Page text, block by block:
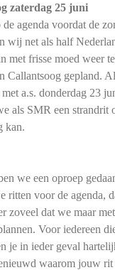
zaterdag 25 juni
agenda voordat de
wij net als half
met frisse moed weer
Callantsoog gepland.
a.s. donderdag 23
als SMR een strandrit
kan.
we een oproep
ritten voor de agenda,
zoveel dat we maar
Voor iedereen
je in ieder geval
waarom jouw rit